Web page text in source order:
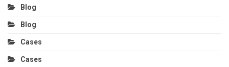
Blog
Blog
Cases
Cases